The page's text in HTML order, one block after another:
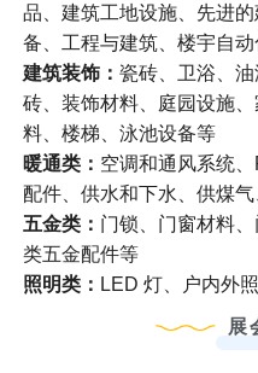
品、建筑工地设施、先进
备、工程与建筑、楼宇自
建筑装饰： 瓷砖、卫浴、
砖、装饰材料、庭园设施
料、楼梯、泳池设备等
暖通类： 空调和通风系统
配件、供水和下水、供煤
五金类： 门锁、门窗材料
类五金配件等
照明类： LED 灯、户内外
展